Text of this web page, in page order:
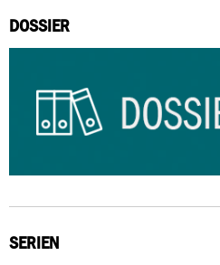
DOSSIER
SERIEN